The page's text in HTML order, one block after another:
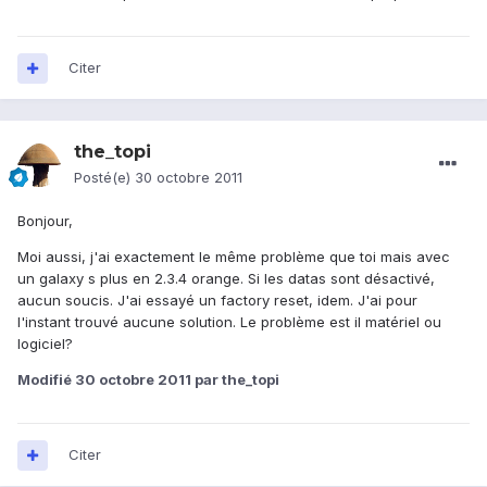
Citer
the_topi
Posté(e) 30 octobre 2011
Bonjour,
Moi aussi, j'ai exactement le même problème que toi mais avec
un galaxy s plus en 2.3.4 orange. Si les datas sont désactivé,
aucun soucis. J'ai essayé un factory reset, idem. J'ai pour
l'instant trouvé aucune solution. Le problème est il matériel ou
logiciel?
Modifié 30 octobre 2011 par the_topi
Citer